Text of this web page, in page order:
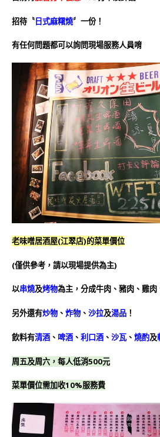
招待〝日式麻糬燒〞一份！
有任何問題都可以詢問現場服務人員唷
老味噌居酒屋(江翠店)的菜單價位
(僅供參考，請以現場提供為主)
以串燒及烤物為主，分成牛肉、豬肉、雞肉
另外還有炒物 、 炸物 、 沙拉及湯品 ！
飲料有清酒 、 啤酒 、 利口酒 、 沙瓦 、 燒酌及
周五及周六，每人低消500元
菜單價位需加收10%服務費